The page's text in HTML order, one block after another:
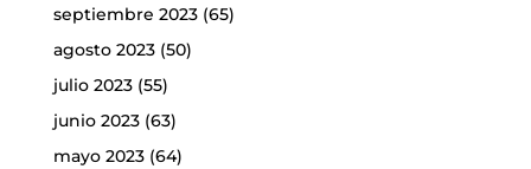
septiembre 2023(65)
agosto 2023(50)
julio 2023(55)
junio 2023(63)
mayo 2023(64)